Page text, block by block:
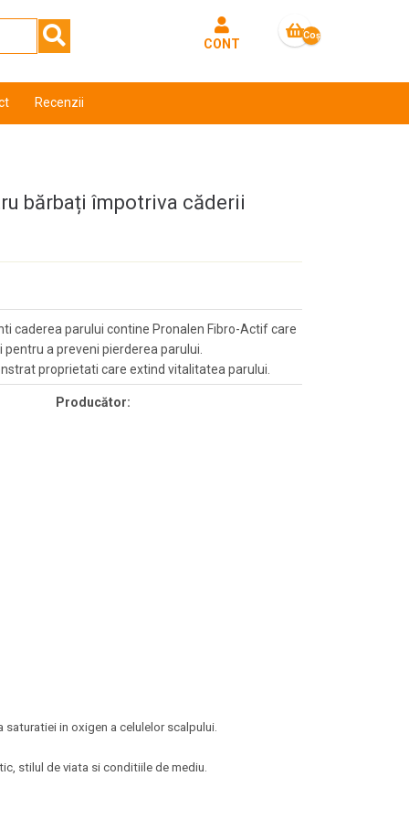
CONT
Coş
Recenzii
bărbați împotriva căderii
caderea parului contine Pronalen Fibro-Actif care
a preveni pierderea parului.
proprietati care extind vitalitatea parului.
Producător:
in oxigen a celulelor scalpului.
stilul de viata si conditiile de mediu.